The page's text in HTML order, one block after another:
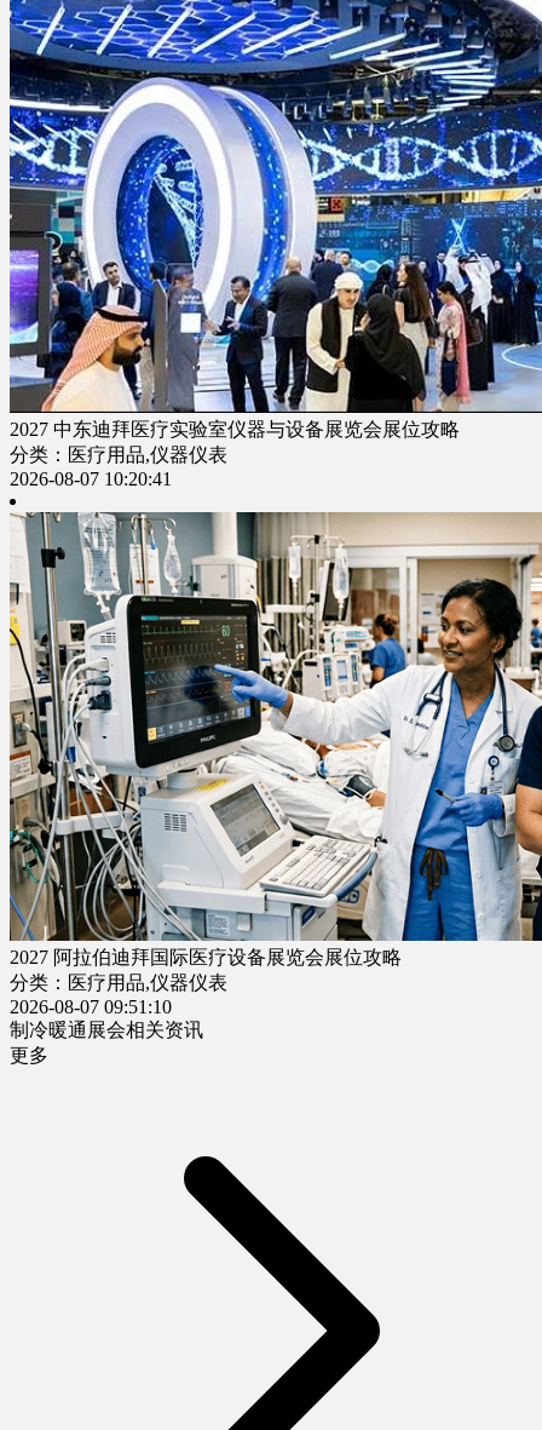
2027 中东迪拜医疗实验室仪器与设备展览会展位攻略
分类：医疗用品,仪器仪表
2026-08-07 10:20:41
2027 阿拉伯迪拜国际医疗设备展览会展位攻略
分类：医疗用品,仪器仪表
2026-08-07 09:51:10
制冷暖通展会相关资讯
更多